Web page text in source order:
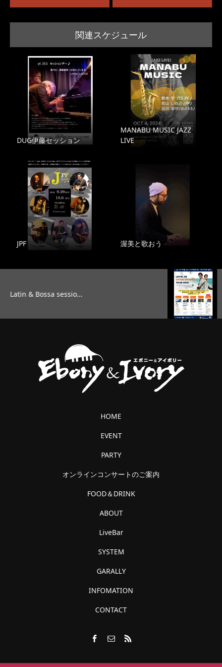
関連スケジュール
DUG伊藤セッション
MANABU MUSIC JAZZ
LIVE
JPF 渥美と歌おう
TAG’S MUSIC LAB LEVEL25
HOME
EVENT
PARTY
オンラインコンサートのご案内
FOOD＆DRINK
ABOUT
LiveBar
SYSTEM
GARALLY
INFOMATION
CONTACT